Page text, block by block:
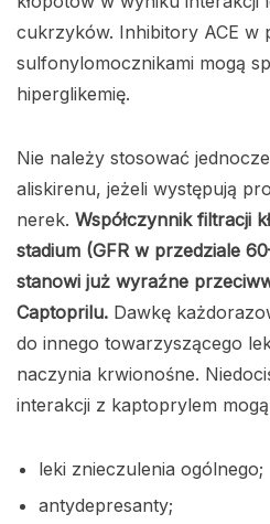
cukrzyków. Inhibitory ACE w
sulfonylomocznikami mogą
hiperglikemię.
Nie należy stosować
aliskirenu, jeżeli występują
nerek. Współczynnik filtracji
stadium (GFR w przedziale
stanowi już wyraźne
Captoprilu. Dawkę
do innego towarzyszącego
naczynia krwionośne.
interakcji z kaptoprylem
leki znieczulenia ogólnego;
antydepresanty;